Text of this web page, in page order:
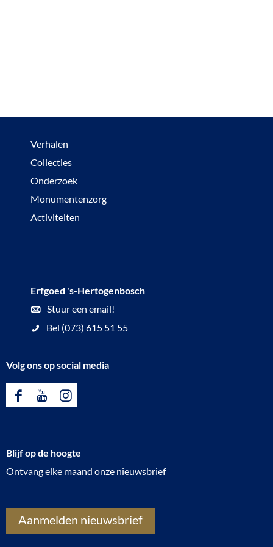
Verhalen
Collecties
Onderzoek
Monumentenzorg
Activiteiten
Erfgoed 's-Hertogenbosch
Stuur een email!
Bel (073) 615 51 55
Volg ons op social media
F
e
b
o
k
Y
T
u
E
I
t
a
a
Blijf op de hoogte
Ontvang elke maand onze nieuwsbrief
Aanmelden nieuwsbrief